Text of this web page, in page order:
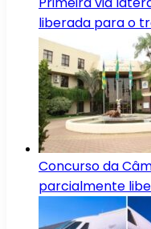
liberada para o
Concurso da
parcialmente